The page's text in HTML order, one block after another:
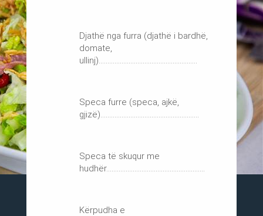
Djathë nga furra (djathë i bardhë,
domate,
ullinj)........................................................
Speca furre (speca, ajkë,
gjizë)........................................................
Speca të skuqur me
hudhër........................................................
Kërpudha e